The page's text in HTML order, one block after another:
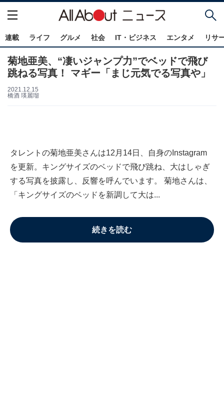
連載 ライフ グルメ 社会 IT・ビジネス エンタメ リサ
菊地亜美、“凄いジャンプ力”でベッドで飛び
跳ねる写真！ マギー「まじ元気でる写真や」
2021.12.15
橋酒 瑛麗瑠
タレントの菊地亜美さんは12月14日、自身のInstagram
を更新。キングサイズのベッドで飛び跳ね、大はしゃぎ
する写真を披露し、反響を呼んでいます。 菊地さんは、
「キングサイズのベッドを新調して大は...
続きを読む